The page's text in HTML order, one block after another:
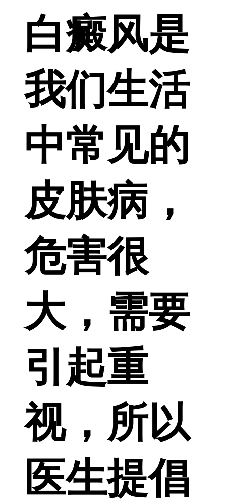
白癜风是
我们生活
中常见的
皮肤病，
危害很
大，需要
引起重
视，所以
医生提倡